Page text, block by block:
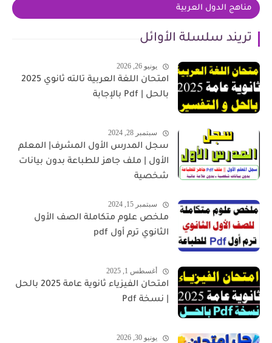
مناهج الدول العربية
تريند سلسلة الأوائل
يونيو 26, 2026
امتحان اللغة العربية تالته ثانوي 2025
بالحل | Pdf بالإجابة
سبتمبر 28, 2024
سجل المدرس الأول المشرف| المعلم
الأول | ملف جاهز للطباعة بدون بيانات
شخصية
سبتمبر 15, 2024
ملخص علوم متكاملة الصف الأول
الثانوي ترم أول pdf
أغسطس 1, 2025
امتحان الفيزياء ثانوية عامة 2025 بالحل
| نسخة Pdf
يونيو 30, 2026